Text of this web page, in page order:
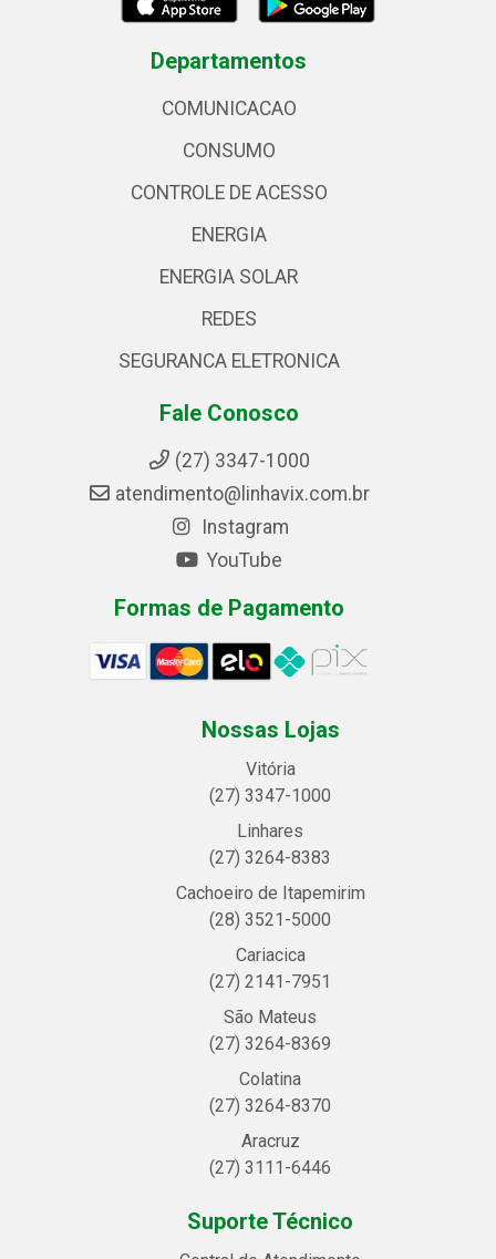
Departamentos
COMUNICACAO
CONSUMO
CONTROLE DE ACESSO
ENERGIA
ENERGIA SOLAR
REDES
SEGURANCA ELETRONICA
Fale Conosco
(27) 3347-1000
atendimento@linhavix.com.br
Instagram
YouTube
Formas de Pagamento
Nossas Lojas
Vitória
(27) 3347-1000
Linhares
(27) 3264-8383
Cachoeiro de Itapemirim
(28) 3521-5000
Cariacica
(27) 2141-7951
São Mateus
(27) 3264-8369
Colatina
(27) 3264-8370
Aracruz
(27) 3111-6446
Suporte Técnico